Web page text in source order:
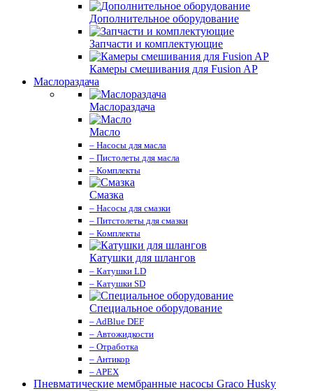
Дополнительное оборудование
Запчасти и комплектующие
Камеры смешивания для Fusion AP
Маслораздача
Маслораздача
Масло
– Насосы для масла
– Пистолеты для масла
– Комплекты
Смазка
– Насосы для смазки
– Питстолеты для смазки
– Комплекты
Катушки для шлангов
– Катушки LD
– Катушки SD
Специальное оборудование
– AdBlue DEF
– Автожидкости
– Отработка
– Антикор
– APEX
Пневматические мембранные насосы Graco Husky